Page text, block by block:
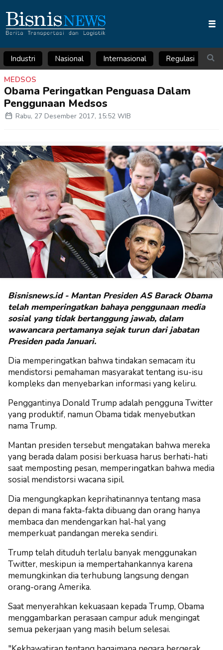
Industri Nasional Internasional Regulasi
MEDSOS
Obama Peringatkan Penguasa Dalam
Penggunaan Medsos
Rabu, 27 Desember 2017, 15:52 WIB
Bisnisnews.id - Mantan Presiden AS Barack Obama
telah memperingatkan bahaya penggunaan media
sosial yang tidak bertanggung jawab, dalam
wawancara pertamanya sejak turun dari jabatan
Presiden pada Januari.
Dia memperingatkan bahwa tindakan semacam itu
mendistorsi pemahaman masyarakat tentang isu-isu
kompleks dan menyebarkan informasi yang keliru.
Penggantinya Donald Trump adalah pengguna Twitter
yang produktif, namun Obama tidak menyebutkan
nama Trump.
Mantan presiden tersebut mengatakan bahwa mereka
yang berada dalam posisi berkuasa harus berhati-hati
saat memposting pesan, memperingatkan bahwa media
sosial mendistorsi wacana sipil.
Dia mengungkapkan keprihatinannya tentang masa
depan di mana fakta-fakta dibuang dan orang hanya
membaca dan mendengarkan hal-hal yang
memperkuat pandangan mereka sendiri.
Trump telah dituduh terlalu banyak menggunakan
Twitter, meskipun ia mempertahankannya karena
memungkinkan dia terhubung langsung dengan
orang-orang Amerika.
Saat menyerahkan kekuasaan kepada Trump, Obama
menggambarkan perasaan campur aduk mengingat
semua pekerjaan yang masih belum selesai.